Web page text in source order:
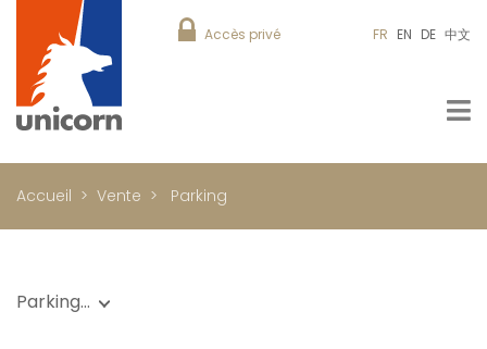
Accès privé FR EN DE 中文
Accueil Vente Parking
Parking…